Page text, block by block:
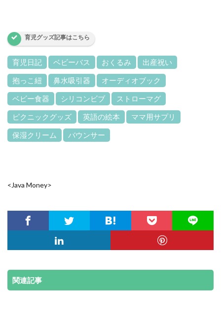
育児グッズ記事はこちら
育児日記 ベビーバス おくるみ 出産祝い
抱っこ紐 鼻水吸引器 オーディオブック
ベビー食器 シリコンビブ ストローマグ
ピクニックグッズ 英語の絵本 ママ用サプリ
保湿クリーム バウンサー
<Java Money>
関連記事